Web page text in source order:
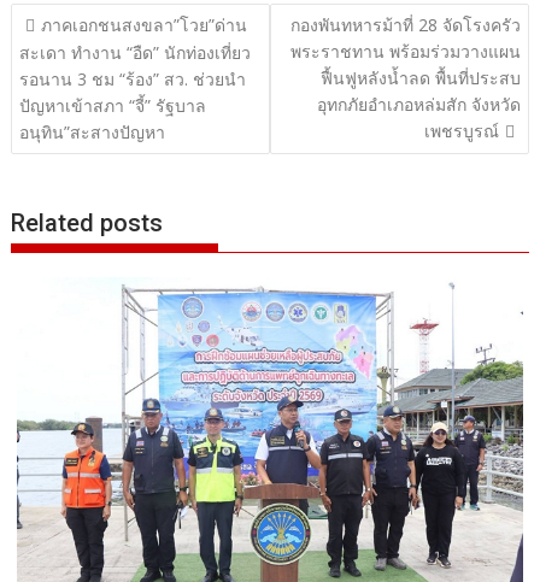
แนะแนว
เรื่อง
ภาคเอกชนสงขลา”โวย”ด่าน
สะเดา ทำงาน “อืด” นักท่องเที่ยว
รอนาน 3 ชม “ร้อง” สว. ช่วยนำ
ปัญหาเข้าสภา “จี้” รัฐบาล
อนุทิน”สะสางปัญหา
กองพันทหารม้าที่ 28 จัดโรงครัว
พระราชทาน พร้อมร่วมวางแผน
ฟื้นฟูหลังน้ำลด พื้นที่ประสบ
อุทกภัยอำเภอหล่มสัก จังหวัด
เพชรบูรณ์
Related posts